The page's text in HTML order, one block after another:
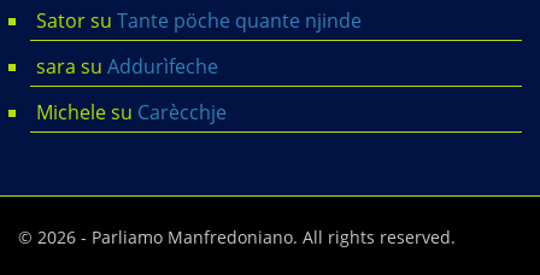
Satorsu Tante pöche quante njinde
sara su Addurìfeche
Michelesu Carècchje
© 2026 - Parliamo Manfredoniano. All rights reserved.